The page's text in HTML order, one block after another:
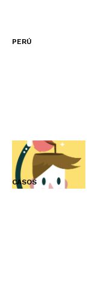
PERÚ
CASOS